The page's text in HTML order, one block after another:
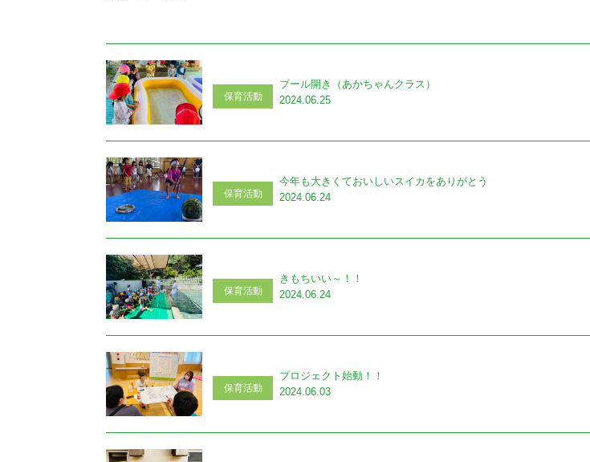
保育活動
プール開き（あかちゃんクラス）
2024.06.25
保育活動
今年も大きくておいしいスイカをありがとう
2024.06.24
保育活動
きもちいい～！！
2024.06.24
保育活動
プロジェクト始動！！
2024.06.03